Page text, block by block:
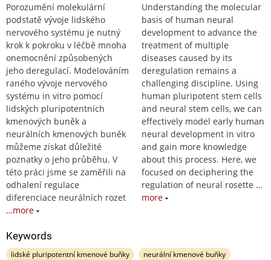
Porozumění molekulární
podstatě vývoje lidského
nervového systému je nutný
krok k pokroku v léčbě mnoha
onemocnění způsobených
jeho deregulací. Modelováním
raného vývoje nervového
systému in vitro pomocí
lidských pluripotentních
kmenových buněk a
neurálních kmenových buněk
můžeme získat důležité
poznatky o jeho průběhu. V
této práci jsme se zaměřili na
odhalení regulace
diferenciace neurálních rozet
…more
Understanding the molecular
basis of human neural
development to advance the
treatment of multiple
diseases caused by its
deregulation remains a
challenging discipline. Using
human pluripotent stem cells
and neural stem cells, we can
effectively model early human
neural development in vitro
and gain more knowledge
about this process. Here, we
focused on deciphering the
regulation of neural rosette …
more
Keywords
lidské pluripotentní kmenové buňky
neurální kmenové buňky